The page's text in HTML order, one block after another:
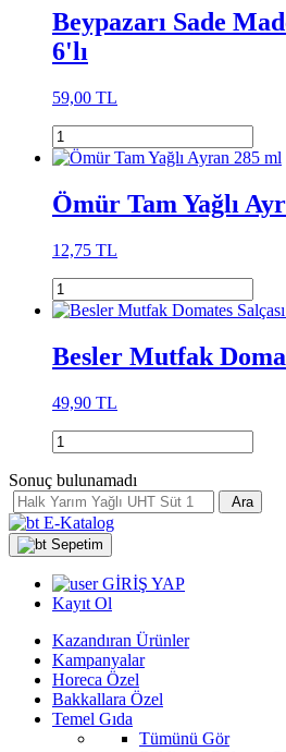
Beypazarı Sade
6'lı
59,00 TL
Ömür Tam Yağlı
12,75 TL
Besler Mutfak
49,90 TL
Sonuç bulunamadı
Ara
E-Katalog
Sepetim
GİRİŞ YAP
Kayıt Ol
Kazandıran Ürünler
Kampanyalar
Horeca Özel
Bakkallara Özel
Temel Gıda
Tümünü Gör